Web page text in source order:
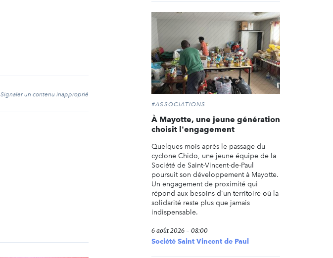
Signaler un contenu inapproprié
#ASSOCIATIONS
À Mayotte, une jeune génération
choisit l'engagement
Quelques mois après le passage du
cyclone Chido, une jeune équipe de la
Société de Saint-Vincent-de-Paul
poursuit son développement à Mayotte.
Un engagement de proximité qui
répond aux besoins d'un territoire où la
solidarité reste plus que jamais
indispensable.
6 août 2026 - 08:00
Société Saint Vincent de Paul